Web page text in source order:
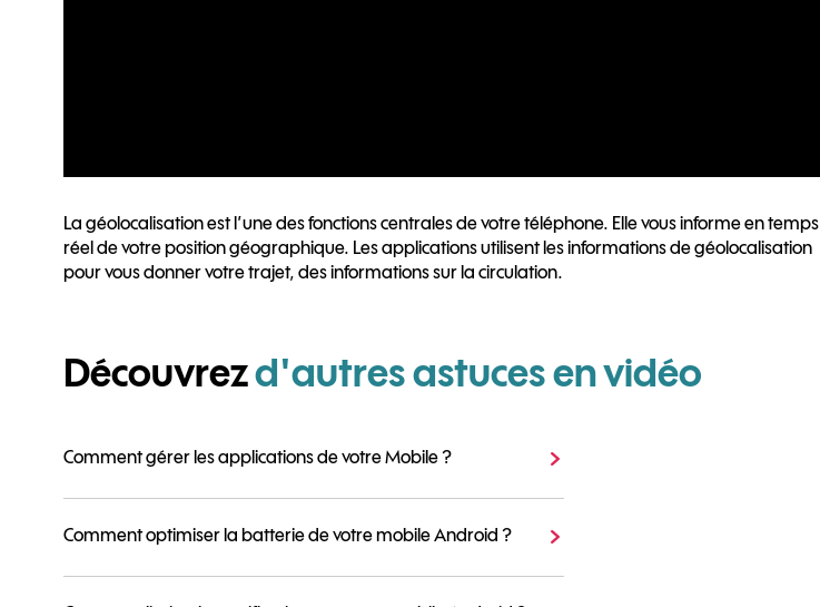
La géolocalisation est l’une des fonctions centrales de votre téléphone. Elle vous informe en temps
réel de votre position géographique. Les applications utilisent les informations de géolocalisation
pour vous donner votre trajet, des informations sur la circulation.
Découvrezd'autres astuces en vidéo
Comment gérer les applications de votre Mobile ?
Comment optimiser la batterie de votre mobile Android ?